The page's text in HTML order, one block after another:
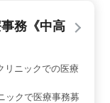
ス軽減＞ マイ
が軽減されま
も支給され、
心配が少ない
でプライベー
務《中高
ックで医療事務募